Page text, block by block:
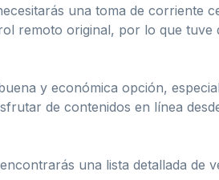
una toma de corriente
remoto original, por lo que tuve
y económica opción,
de contenidos en línea
una lista detallada de